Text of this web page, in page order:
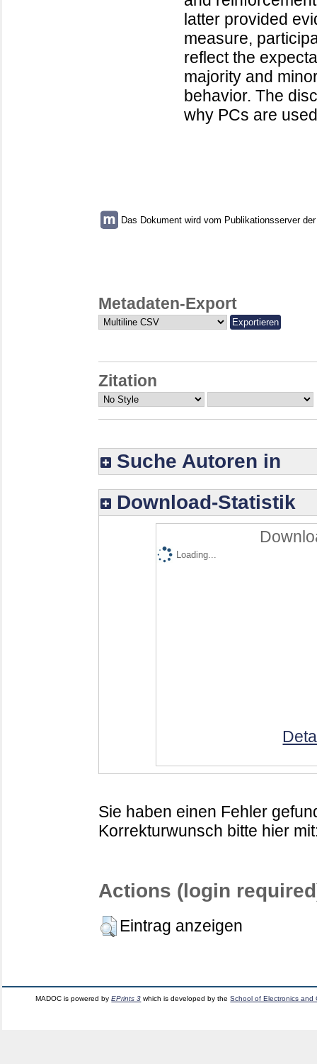
latter provided
measure,
reflect the
majority and
behavior. The
why PCs are
Das Dokument wird vom Publikationsserver
Metadaten-Export
Zitation
Suche Autoren in
Download-Statistik
Loading...
Sie haben einen Fehler
Korrekturwunsch bitte hier
Actions (login
Eintrag anzeigen
MADOC is powered byEPrints 3 which is developed by theSchool of Electronics and